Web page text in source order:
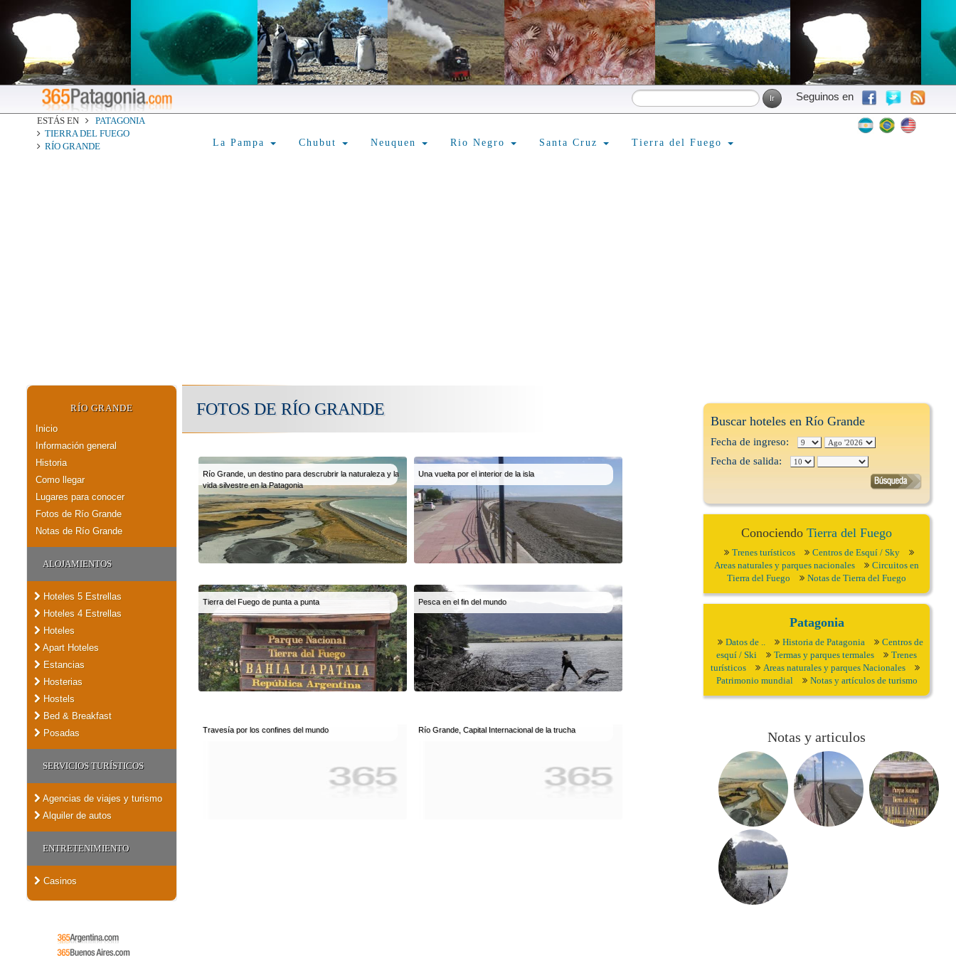
Seguinos en
ESTÁS EN
PATAGONIA
TIERRA DEL FUEGO
RÍO GRANDE
La Pampa Chubut Neuquen Rio Negro Santa Cruz Tierra del Fuego
RÍO GRANDE
Inicio
Información general
Historia
Como llegar
Lugares para conocer
Fotos de Río Grande
Notas de Río Grande
ALOJAMIENTOS
Hoteles 5 Estrellas
Hoteles 4 Estrellas
Hoteles
Apart Hoteles
Estancias
Hosterias
Hostels
Bed & Breakfast
Posadas
SERVICIOS TURÍSTICOS
Agencias de viajes y turismo
Alquiler de autos
ENTRETENIMIENTO
Casinos
FOTOS DE RÍO GRANDE
Río Grande, un destino para descrubrir la naturaleza y la
vida silvestre en la Patagonia
Una vuelta por el interior de la isla
Tierra del Fuego de punta a punta Pesca en el fin del mundo
Travesía por los confines del mundo Río Grande, Capital Internacional de la trucha
Buscar hoteles en Río Grande
Fecha de ingreso:
Fecha de salida:
ConociendoTierra del Fuego
Trenes turísticos
Centros de Esquí / Sky
Areas naturales y parques nacionales
Circuitos en
Tierra del Fuego
Notas de Tierra del Fuego
Patagonia
Datos de .. Historia de Patagonia
Centros de
esquí / Ski
Termas y parques termales
Trenes
turísticos
Areas naturales y parques Nacionales
Patrimonio mundial
Notas y artículos de turismo
Notas y articulos